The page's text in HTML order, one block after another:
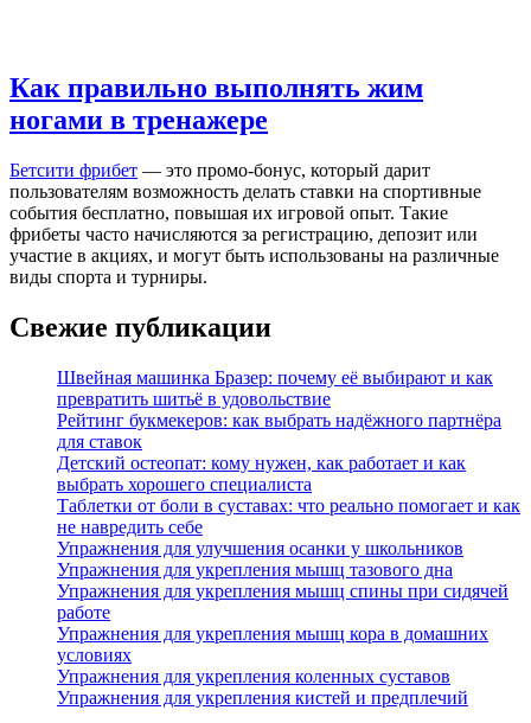
Как правильно выполнять жим
ногами в тренажере
Бетсити фрибет — это промо-бонус, который дарит
пользователям возможность делать ставки на спортивные
события бесплатно, повышая их игровой опыт. Такие
фрибеты часто начисляются за регистрацию, депозит или
участие в акциях, и могут быть использованы на различные
виды спорта и турниры.
Свежие публикации
Швейная машинка Бразер: почему её выбирают и как
превратить шитьё в удовольствие
Рейтинг букмекеров: как выбрать надёжного партнёра
для ставок
Детский остеопат: кому нужен, как работает и как
выбрать хорошего специалиста
Таблетки от боли в суставах: что реально помогает и как
не навредить себе
Упражнения для улучшения осанки у школьников
Упражнения для укрепления мышц тазового дна
Упражнения для укрепления мышц спины при сидячей
работе
Упражнения для укрепления мышц кора в домашних
условиях
Упражнения для укрепления коленных суставов
Упражнения для укрепления кистей и предплечий